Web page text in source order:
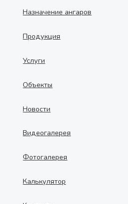
Назначение ангаров
Продукция
Услуги
Объекты
Новости
Видеогалерея
Фотогалерея
Калькулятор